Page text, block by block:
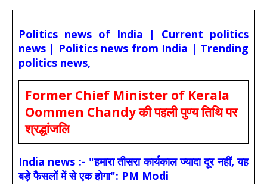
Politics news of India | Current politics
news | Politics news from India | Trending
politics news,
Former Chief Minister of Kerala
Oommen Chandy की पहली पुण्य तिथि पर
श्रद्धांजलि
India news :- "हमारा तीसरा कार्यकाल ज्यादा दूर नहीं, यह
बड़े फैसलों में से एक होगा": PM Modi